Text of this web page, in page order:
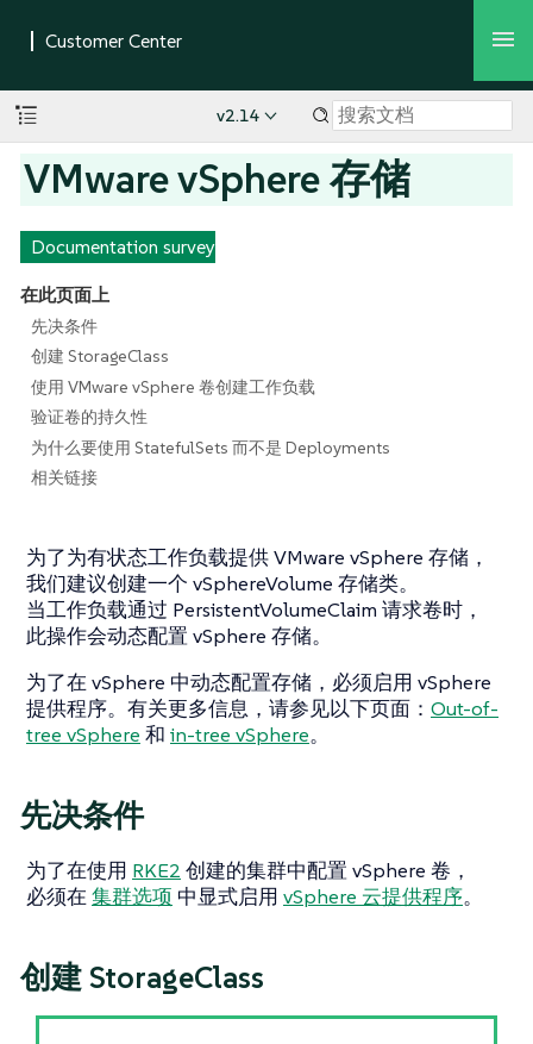
v2.14
VMware vSphere 存储
Documentation survey
在此页面上
先决条件
创建 StorageClass
使用 VMware vSphere 卷创建工作负载
验证卷的持久性
为什么要使用 StatefulSets 而不是 Deployments
相关链接
为了为有状态工作负载提供 VMware vSphere 存储，
我们建议创建一个 vSphereVolume 存储类。
当工作负载通过 PersistentVolumeClaim 请求卷时，
此操作会动态配置 vSphere 存储。
为了在 vSphere 中动态配置存储，必须启用 vSphere
提供程序。有关更多信息，请参见以下页面： Out-of-
tree vSphere 和 in-tree vSphere。
先决条件
为了在使用 RKE2 创建的集群中配置 vSphere 卷，
必须在集群选项 中显式启用 vSphere 云提供程序。
创建 StorageClass